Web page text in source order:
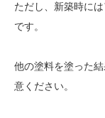
ただし、新築時に
です。
他の塗料を塗った
意ください。